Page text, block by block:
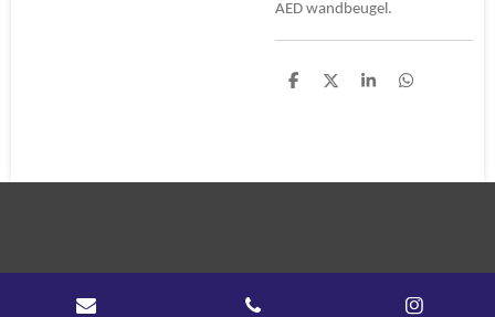
AED wandbeugel.
D
D
S
D